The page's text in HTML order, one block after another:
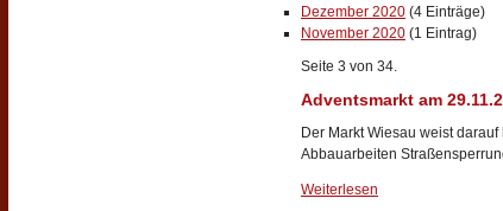
Dezember 2020 (4 Einträge)
November 2020 (1 Eintrag)
Seite 3 von 34.
Adventsmarkt am
Der Markt Wiesau weist
Abbauarbeiten
Weiterlesen